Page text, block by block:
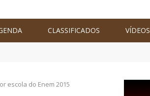
CLASSIFICADOS VÍDEOS
Internacional de Escritores, na Colômbia
escola do Enem 2015